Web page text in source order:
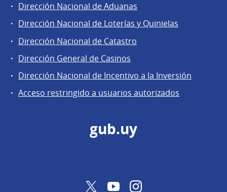
Áreas
de
la
Dirección
General
de
Secretaría
Dirección Nacional de Aduanas
Dirección Nacional de Loterías y Quinielas
Dirección Nacional de Catastro
Dirección General de Casinos
Dirección Nacional de Incentivo a la Inversión
Acceso restringido a usuarios autorizados
gub.uy
TwitterYouTubeInstagram